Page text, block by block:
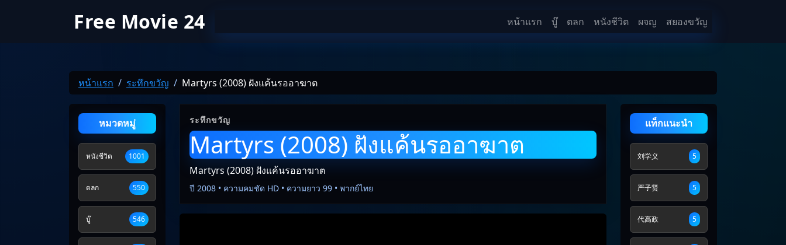
Free Movie 24 หน้าแรก บู๊ ตลก หนังชีวิต ผจญ สยองขวัญ
หน้าแรก ระทึกขวัญ Martyrs (2008) ฝังแค้นรออาฆาต
หมวดหมู่
หนังชีวิต 1001
ตลก 550
บู๊ 546
ระทึกขวัญ
Martyrs (2008) ฝังแค้นรออาฆาต
Martyrs (2008) ฝังแค้นรออาฆาต
ปี 2008 • ความคมชัด HD • ความยาว 99 • พากย์ไทย
แท็กแนะนำ
刘学义 5
严子贤 5
代高政 5